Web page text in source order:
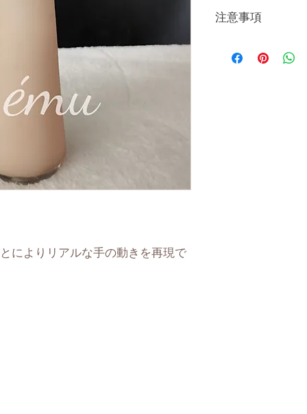
によりリアルな手の動きを再現で
注意事項
ので、商品によ